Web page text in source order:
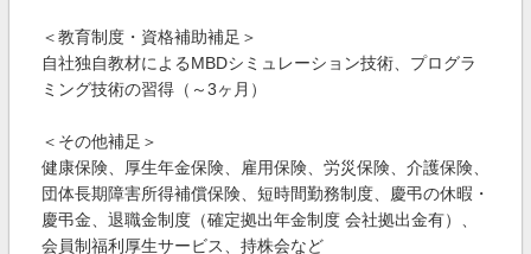
＜教育制度・資格補助補足＞
自社独自教材によるMBDシミュレーション技術、プログラ
ミング技術の習得（～3ヶ月）
＜その他補足＞
健康保険、厚生年金保険、雇用保険、労災保険、介護保険、
団体長期障害所得補償保険、短時間勤務制度、慶弔の休暇・
慶弔金、退職金制度（確定拠出年金制度 会社拠出金有）、
会員制福利厚生サービス、持株会など